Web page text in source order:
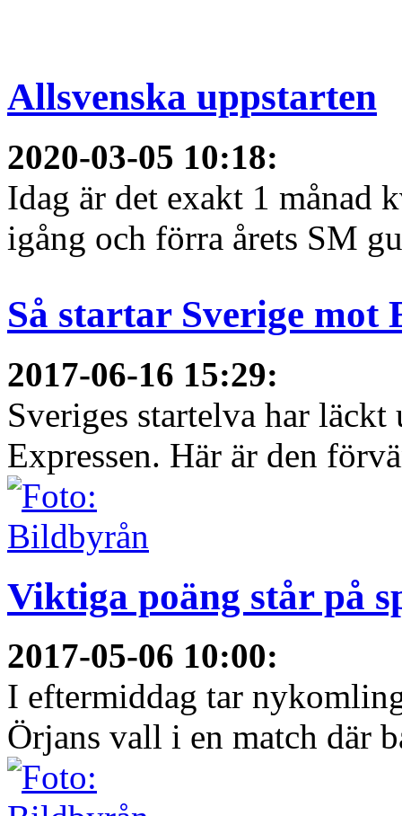
Allsvenska uppstarten
2020-03-05 10:18:
Idag är det exakt 1 månad
igång och förra årets SM
Så startar Sverige mot
2017-06-16 15:29:
Sveriges startelva har
Expressen. Här är den
Viktiga poäng står på
2017-05-06 10:00:
I eftermiddag tar
Örjans vall i en match där